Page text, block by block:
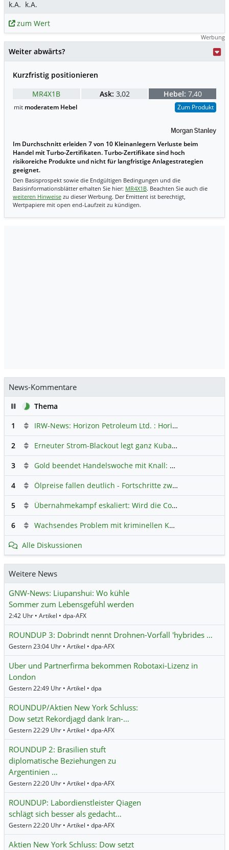
k.A. k.A.
zum Wert
Werbung
Weiter abwärts?
Kurzfristig positionieren
MR4X1B
Ask: 3,02 Hebel: 7,40
mit moderatem Hebel Zum Produkt
Im Durchschnitt erleiden 7 von 10 Kleinanlegern Verluste beim
Handel mit Turbo-Zertifikaten. Turbo-Zertifikate sind hoch
risikoreiche Produkte und nicht für langfristige Anlagestrategien
geeignet.
Den Basisprospekt sowie die Endgültigen Bedingungen und die
Basisinformationsblätter erhalten Sie hier: MR4X1B. Beachten Sie auch die
weiteren Hinweise zu dieser Werbung. Der Emittent ist berechtigt,
Wertpapiere mit open end-Laufzeit zu kündigen.
News-Kommentare
PauseThema
1
IRW-News: Horizon Petroleum Ltd. : Horizon Petroleum beginnt mit der Testförderung im Projekt Lachowice in Polen und schließt die Platzierung einer überzeichneten Wandelanleihe ab
2 Erneuter Strom-Blackout legt ganz Kuba lahm
3 Gold beendet Handelswoche mit Knall: Barrick Mining – Ist diese Aktie wieder ein Kauf?
4 Ölpreise fallen deutlich - Fortschritte zwischen USA und Iran belasten
5 Übernahmekampf eskaliert: Wird die Commerzbank italienisch?
6 Wachsendes Problem mit kriminellen Kunden im Online-Handel
Alle Diskussionen
Weitere News
GNW-News: Liupanshui: Wo kühle
Sommer zum Lebensgefühl werden
2:42 Uhr • Artikel • dpa-AFX
ROUNDUP 3: Dobrindt nennt Drohnen-Vorfall 'hybrides …
Gestern 23:04 Uhr • Artikel • dpa-AFX
Uber und Partnerfirma bekommen Robotaxi-Lizenz in
London
Gestern 22:49 Uhr • Artikel • dpa
ROUNDUP/Aktien New York Schluss:
Dow setzt Rekordjagd dank Iran-…
Gestern 22:29 Uhr • Artikel • dpa-AFX
ROUNDUP 2: Brasilien stuft
diplomatische Beziehungen zu
Argentinien …
Gestern 22:20 Uhr • Artikel • dpa-AFX
ROUNDUP: Labordienstleister Qiagen
schlägt sich besser als gedacht…
Gestern 22:20 Uhr • Artikel • dpa-AFX
Aktien New York Schluss: Dow setzt